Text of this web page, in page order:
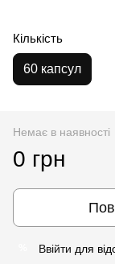
Кількість
60 капсул
Немає в наявності
0 грн
Ввійти для